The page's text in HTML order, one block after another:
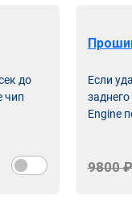
до
чип
Если
Engine
9800 ₽